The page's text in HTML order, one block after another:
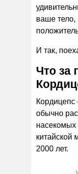
ваше тело,
И так,
Что за
Кордицепс
обычно
насекомых
китайской
2000 лет.